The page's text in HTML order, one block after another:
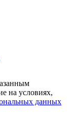
на условиях,
данных